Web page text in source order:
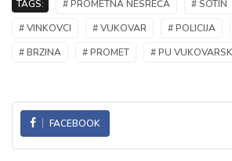
TAGS: # PROMETNA NESREĆA # SOTIN
# VINKOVCI
# VUKOVAR # POLICIJA
# BRZINA
# PROMET # PU
FACEBOOK